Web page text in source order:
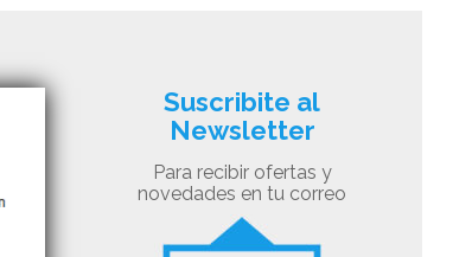
Suscribite al
Newsletter
Para recibir ofertas y
novedades en tu correo